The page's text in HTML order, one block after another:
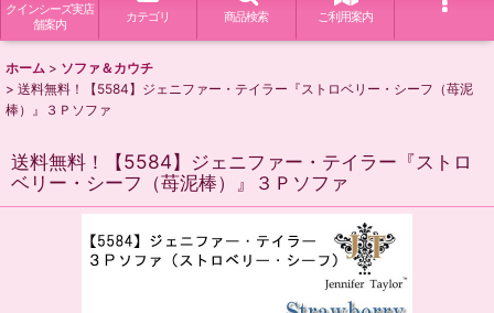
クインシーズ実店
舗案内
カテゴリ 商品検索 ご利用案内
ホーム > ソファ＆カウチ
> 送料無料！【5584】ジェニファー・テイラー『ストロベリー・シーフ（苺泥
棒）』３Ｐソファ
送料無料！【5584】ジェニファー・テイラー『ストロ
ベリー・シーフ（苺泥棒）』３Ｐソファ